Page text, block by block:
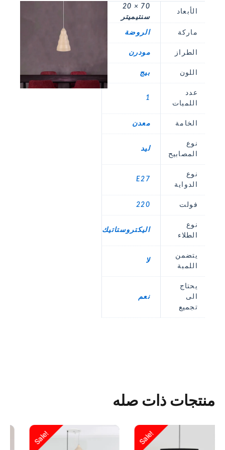
الأبعاد
70 × 20
سنتيميتر
ماركة الروضة
الطراز مودرن
اللون بيج
عدد
اللمبات
1
الخامة معدن
نوع
المصابيح
ليد
نوع
الدواية
E27
فولت 220
نوع
الطلاء
اليكتروستاتيك
يتضمن
اللمبة
لا
يحتاج
الى
تجميع
نعم
منتجات ذات صله
Sale!
السعر
الأصلي
السعر
Sale!
السعر
الأصلي
السعر